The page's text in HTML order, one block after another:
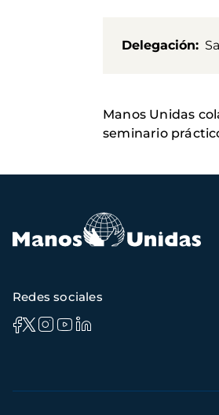
Delegación
Manos Unidas
seminario
Redes sociales